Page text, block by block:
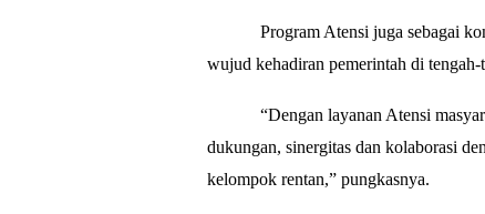
Program Atensi juga sebagai
wujud kehadiran pemerintah di
“Dengan layanan Atensi
dukungan, sinergitas dan kolaborasi
kelompok rentan,” pungkasnya.